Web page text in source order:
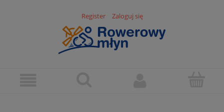
Register Zaloguj się